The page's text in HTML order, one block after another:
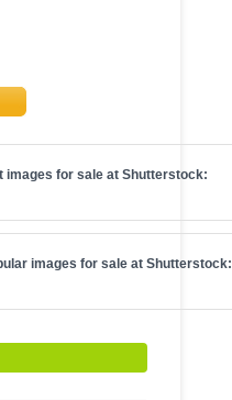
images for sale at Shutterstock:
images for sale at Shutterstock: